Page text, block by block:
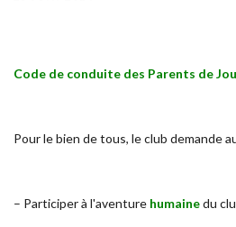
Code de conduite des Parents de
Pour le bien de tous, le club demande
– Participer à l'aventure humainedu